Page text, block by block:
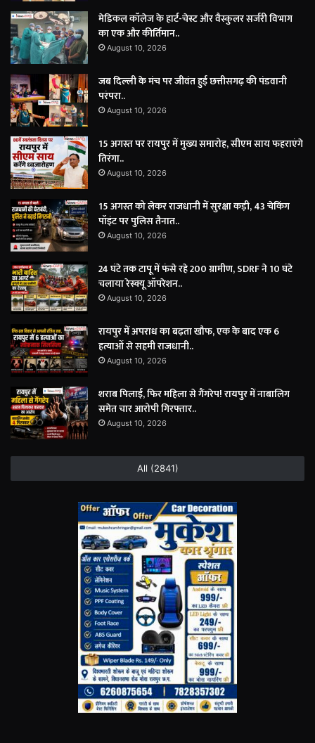
​मेडिकल कॉलेज के हार्ट-चेस्ट और वैस्कुलर सर्जरी विभाग
का एक और कीर्तिमान..
August 10, 2026
जब दिल्ली के मंच पर जीवंत हुई छत्तीसगढ़ की पंडवानी
परंपरा..
August 10, 2026
15 अगस्त पर रायपुर में मुख्य समारोह, सीएम साय फहराएंगे
तिरंगा..
August 10, 2026
15 अगस्त को लेकर राजधानी में सुरक्षा कड़ी, 43 चेकिंग
पॉइंट पर पुलिस तैनात..
August 10, 2026
24 घंटे तक टापू में फंसे रहे 200 ग्रामीण, SDRF ने 10 घंटे
चलाया रेस्क्यू ऑपरेशन..
August 10, 2026
रायपुर में अपराध का बढ़ता खौफ, एक के बाद एक 6
हत्याओं से सहमी राजधानी..
August 10, 2026
शराब पिलाई, फिर महिला से गैंगरेप! रायपुर में नाबालिग
समेत चार आरोपी गिरफ्तार..
August 10, 2026
All (2841)